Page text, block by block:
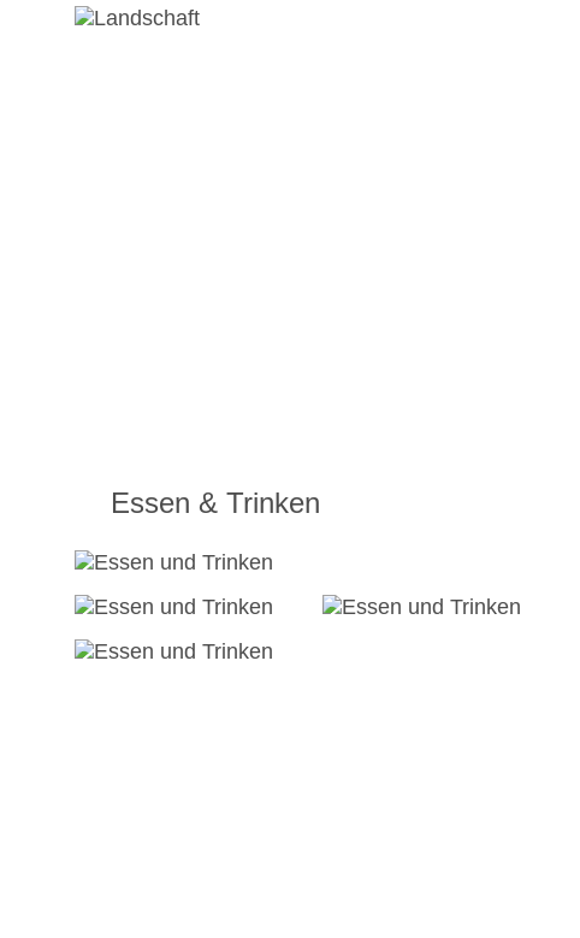
Essen & Trinken